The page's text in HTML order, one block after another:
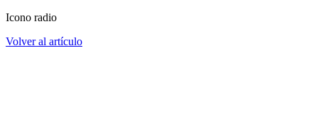
Icono radio
Volver al artículo